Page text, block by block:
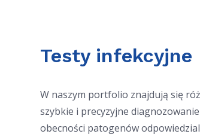
Testy infekcyjne
W naszym portfolio znajdują się
szybkie i precyzyjne
obecności patogenów